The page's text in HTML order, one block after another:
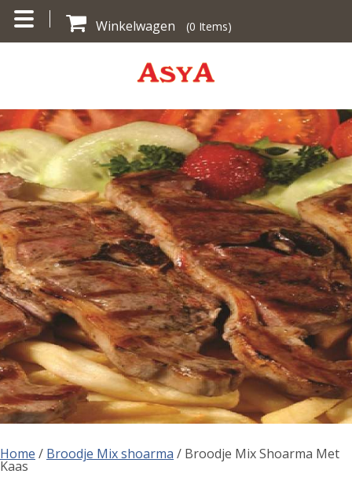
Winkelwagen (0 Items)
Home / Broodje Mix shoarma / Broodje Mix Shoarma Met
Kaas